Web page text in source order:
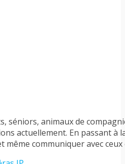
séniors, animaux de
actuellement. En passant à
communiquer avec